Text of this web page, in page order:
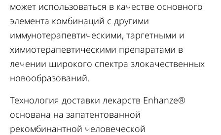
может использоваться в качестве основного
элемента комбинаций с другими
иммунотерапевтическими, таргетными и
химиотерапевтическими препаратами в
лечении широкого спектра злокачественных
новообразований.
Технология доставки лекарств Enhanze®
основана на запатентованной
рекомбинантной человеческой